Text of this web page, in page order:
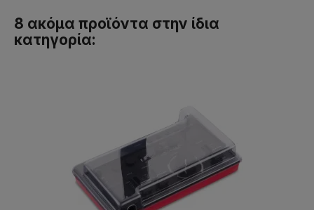
8 ακόμα προϊόντα στην ίδια
κατηγορία: